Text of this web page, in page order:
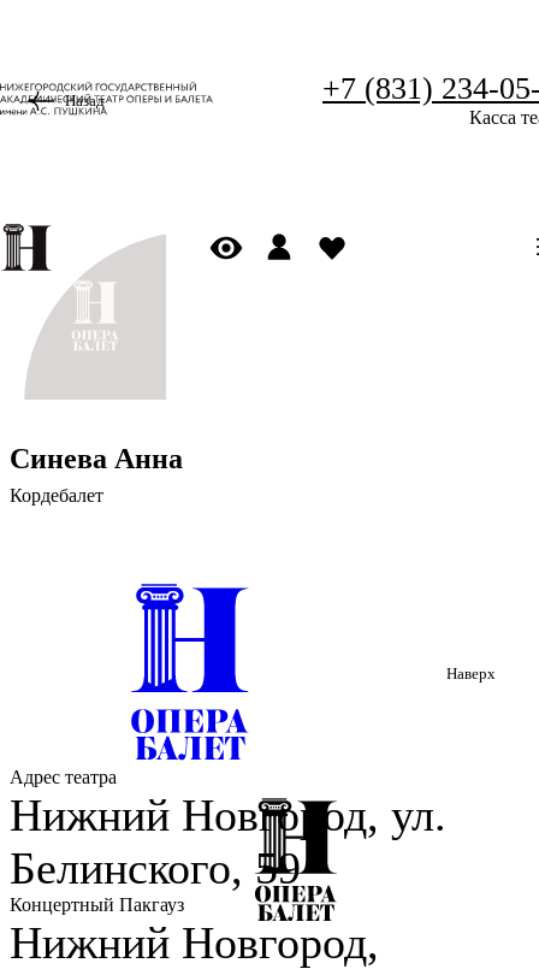
+7 (831) 234-
Касса
Назад
Синева Анна
Кордебалет
Наверх
Адрес театра
Нижний Новгород, ул.
Белинского, 59
Концертный Пакгауз
Нижний Новгород,